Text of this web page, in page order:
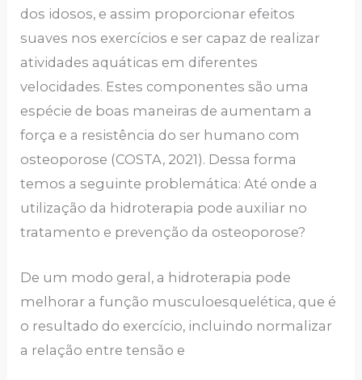
dos idosos, e assim proporcionar efeitos
suaves nos exercícios e ser capaz de realizar
atividades aquáticas em diferentes
velocidades. Estes componentes são uma
espécie de boas maneiras de aumentam a
força e a resistência do ser humano com
osteoporose (COSTA, 2021). Dessa forma
temos a seguinte problemática: Até onde a
utilização da hidroterapia pode auxiliar no
tratamento e prevenção da osteoporose?
De um modo geral, a hidroterapia pode
melhorar a função musculoesquelética, que é
o resultado do exercício, incluindo normalizar
a relação entre tensão e